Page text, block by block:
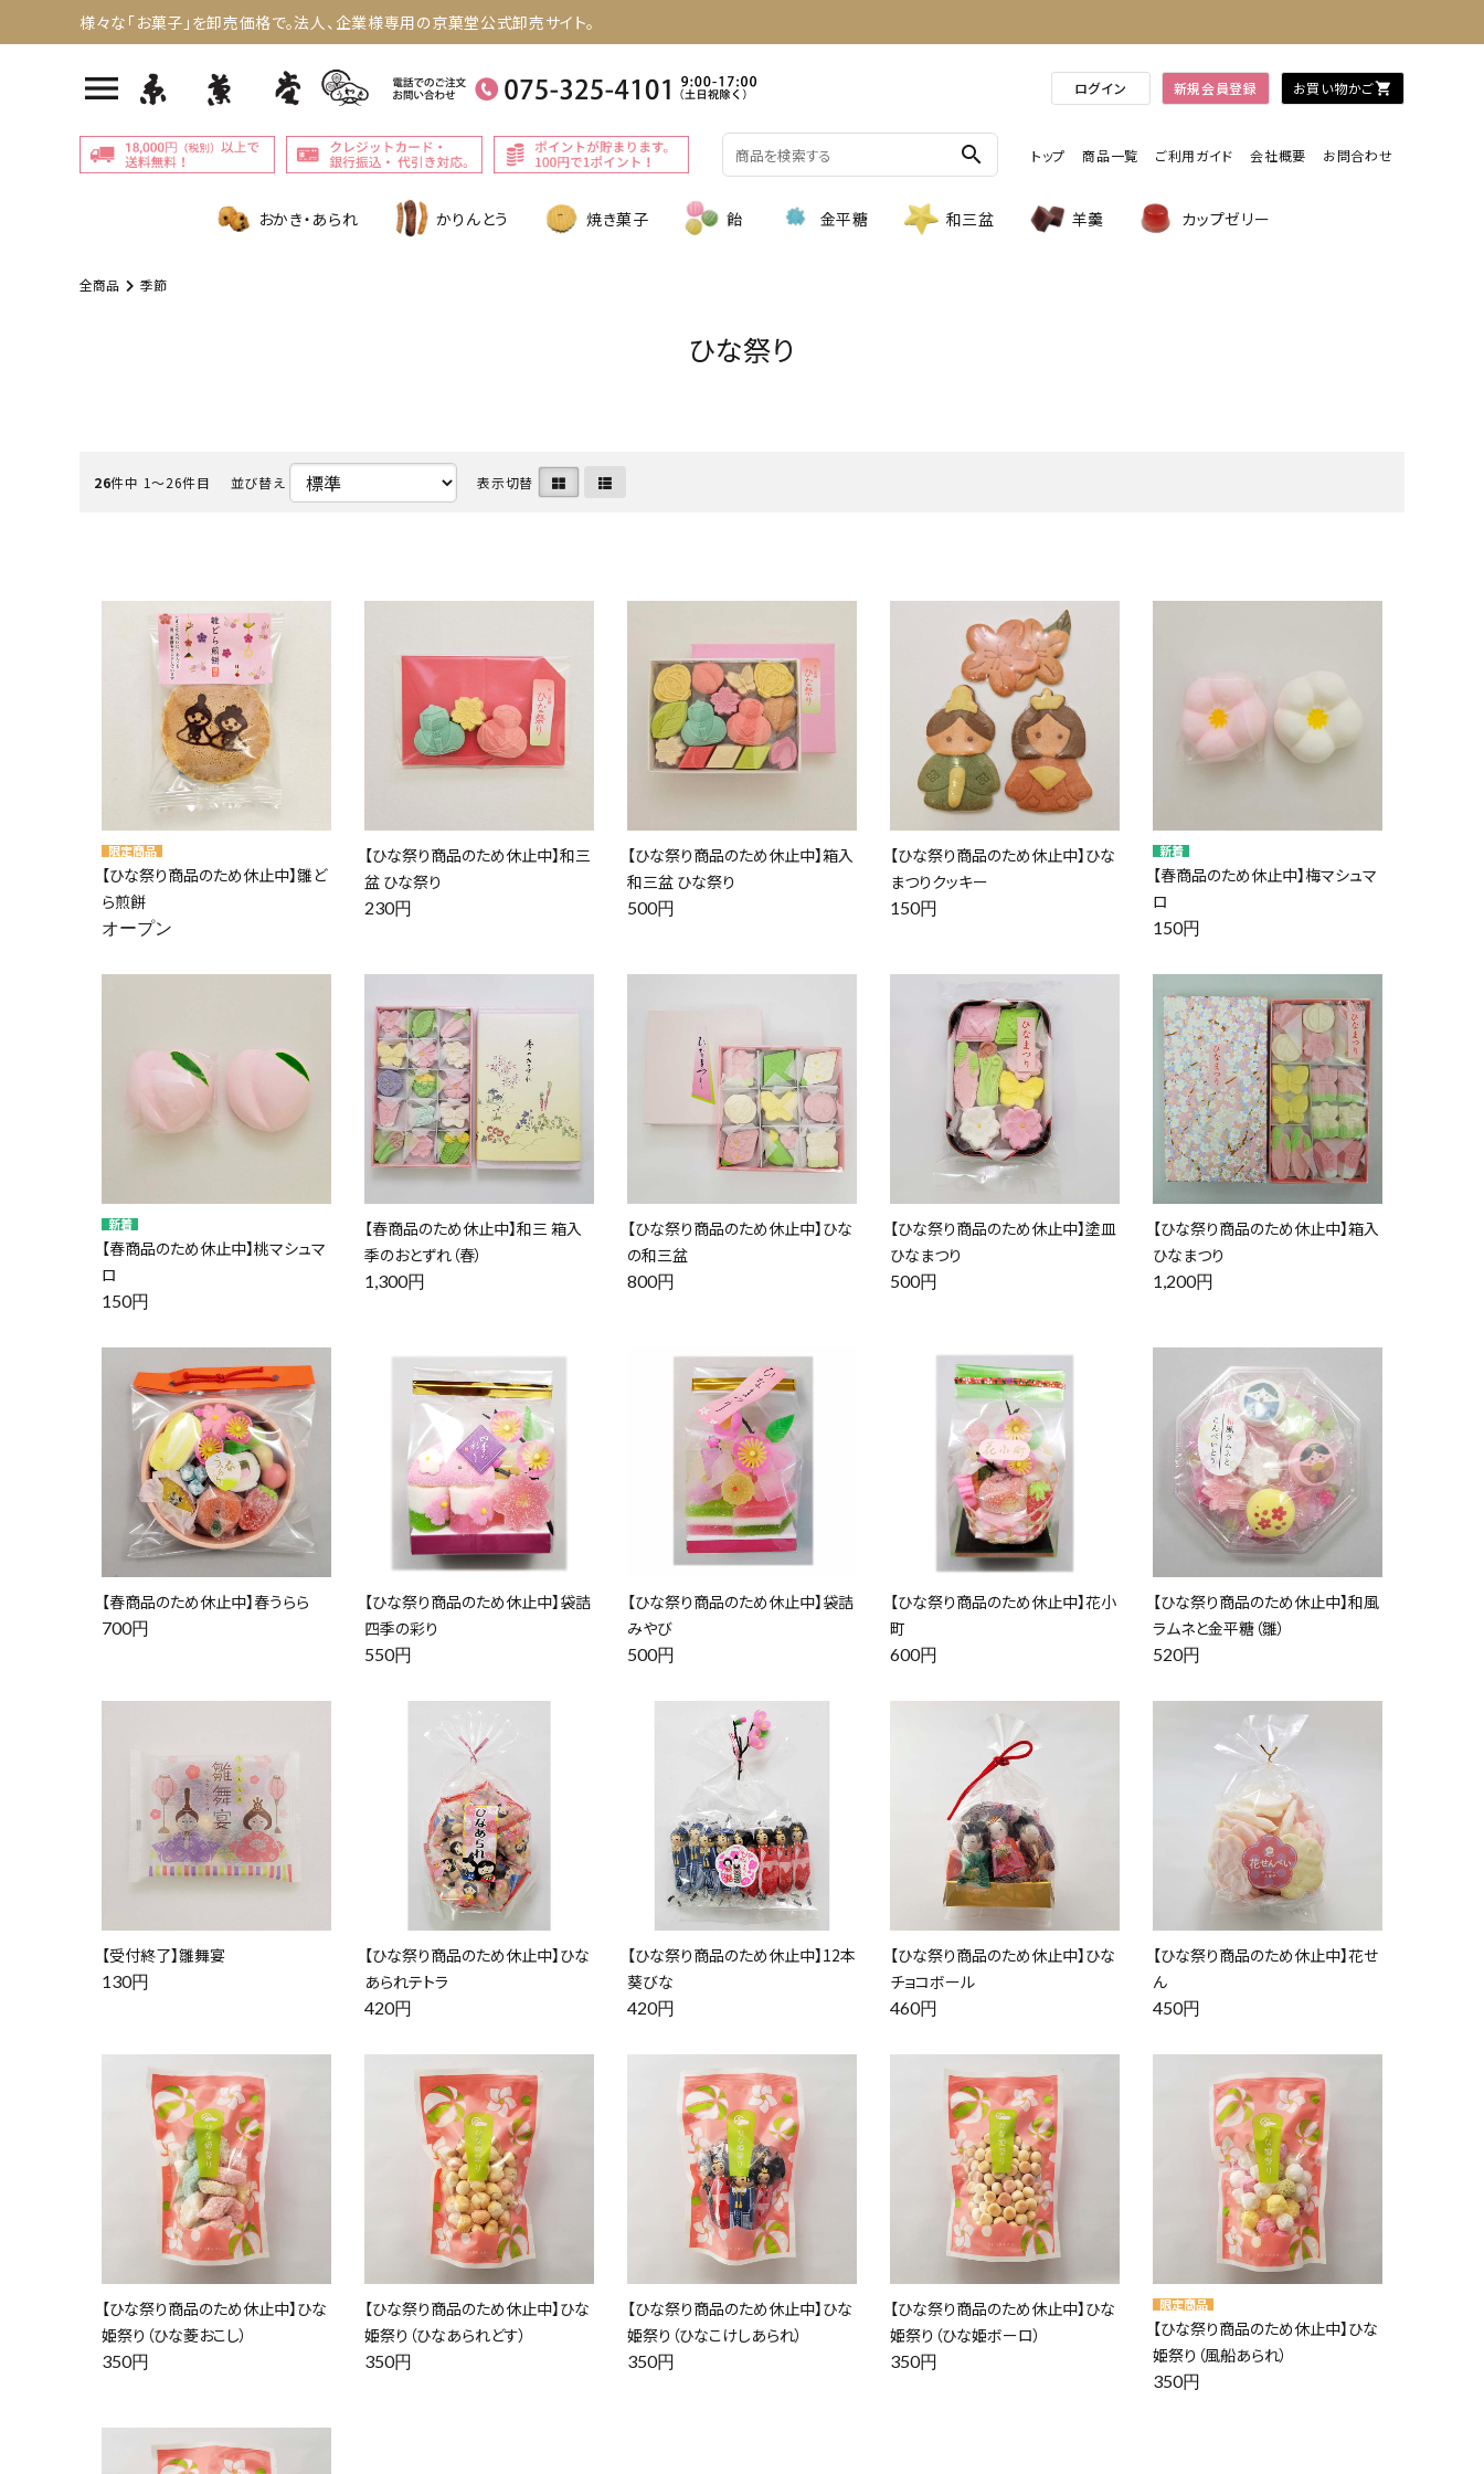
様々な「お菓子」を卸売価格で。法人、企業様専用の京菓堂公式卸売サイト。
menu ログイン 新規会員登録 お買い物かごshopping_cart
search トップ 商品一覧 ご利用ガイド 会社概要 お問合わせ
おかき・あられ かりんとう 焼き菓子 飴 金平糖 和三盆 羊羹 カップゼリー
全商品 季節
ひな祭り
26件中 1〜26件目 並び替え 表示切替
【ひな祭り商品のため休止中】雛ど
ら煎餅
オープン
【ひな祭り商品のため休止中】和三
盆 ひな祭り
230円
【ひな祭り商品のため休止中】箱入
和三盆 ひな祭り
500円
【ひな祭り商品のため休止中】ひな
まつりクッキー
150円
【春商品のため休止中】梅マシュマ
ロ
150円
【春商品のため休止中】桃マシュマ
ロ
150円
【春商品のため休止中】和三 箱入
季のおとずれ（春）
1,300円
【ひな祭り商品のため休止中】ひな
の和三盆
800円
【ひな祭り商品のため休止中】塗皿
ひなまつり
500円
【ひな祭り商品のため休止中】箱入
ひなまつり
1,200円
【春商品のため休止中】春うらら
700円
【ひな祭り商品のため休止中】袋詰
四季の彩り
550円
【ひな祭り商品のため休止中】袋詰
みやび
500円
【ひな祭り商品のため休止中】花小
町
600円
【ひな祭り商品のため休止中】和風
ラムネと金平糖（雛）
520円
【受付終了】雛舞宴
130円
【ひな祭り商品のため休止中】ひな
あられテトラ
420円
【ひな祭り商品のため休止中】12本
葵びな
420円
【ひな祭り商品のため休止中】ひな
チョコボール
460円
【ひな祭り商品のため休止中】花せ
ん
450円
【ひな祭り商品のため休止中】ひな
姫祭り（ひな菱おこし）
350円
【ひな祭り商品のため休止中】ひな
姫祭り（ひなあられどす）
350円
【ひな祭り商品のため休止中】ひな
姫祭り（ひなこけしあられ）
350円
【ひな祭り商品のため休止中】ひな
姫祭り（ひな姫ボーロ）
350円
【ひな祭り商品のため休止中】ひな
姫祭り（風船あられ）
350円